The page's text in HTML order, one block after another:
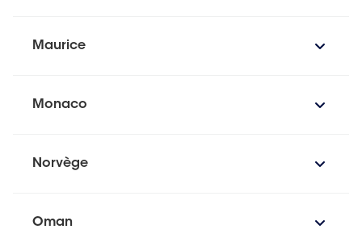
Maurice
Monaco
Norvège
Oman